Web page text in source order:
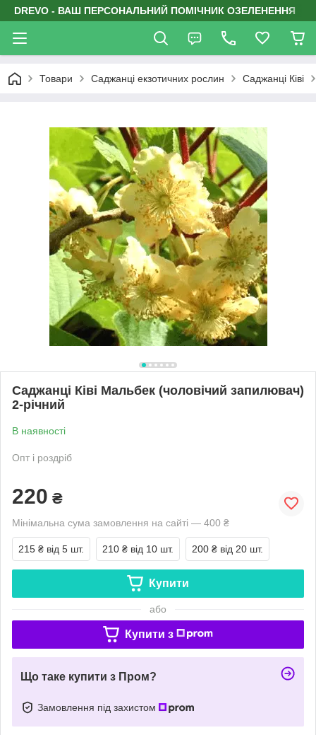
DREVO - ВАШ ПЕРСОНАЛЬНИЙ ПОМІЧНИК ОЗЕЛЕНЕННЯ
Товари Саджанці екзотичних рослин Саджанці Ківі
Саджанці Ківі Мальбек (чоловічий запилювач)
2-річний
В наявності
Опт і роздріб
220 ₴
Мінімальна сума замовлення на сайті — 400 ₴
215 ₴ від 5 шт. 210 ₴ від 10 шт. 200 ₴ від 20 шт.
Купити
або
Купити з
Що таке купити з Пром?
Замовлення під захистом